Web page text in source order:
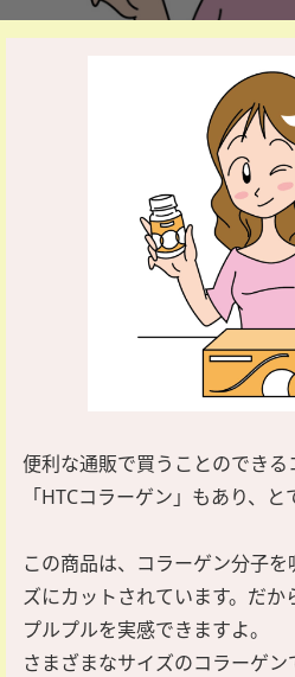
便利な通販で買うことのできる
「HTCコラーゲン」もあり、と
この商品は、コラーゲン分子
ズにカットされています。だか
プルプルを実感できますよ。
さまざまなサイズのコラーゲ